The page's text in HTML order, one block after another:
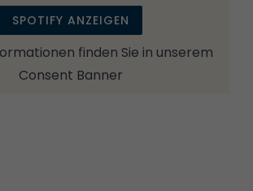
SPOTIFY ANZEIGEN
finden Sie in unserem
Consent Banner